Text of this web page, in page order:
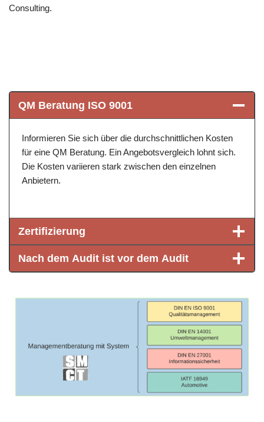
Consulting.
QM Beratung ISO 9001
Informieren Sie sich über die durchschnittlichen Kosten
für eine QM Beratung. Ein Angebotsvergleich lohnt sich.
Die Kosten variieren stark zwischen den einzelnen
Anbietern.
Zertifizierung
Nach dem Audit ist vor dem Audit